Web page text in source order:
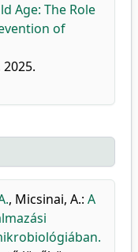
Age: The Role
of
2025.
, Micsinai, A.: A